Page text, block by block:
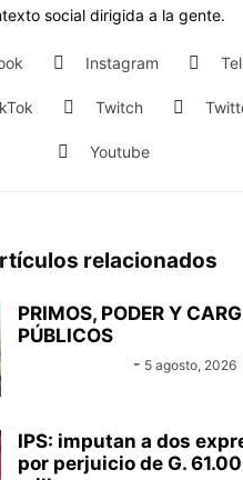
social dirigida a la gente.
Instagram
Twitch
Youtube
relacionados
PRIMOS, PODER Y
PÚBLICOS
- 5 agosto, 2026
IPS: imputan a dos
por perjuicio de G.